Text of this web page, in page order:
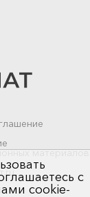
материалов
с
cookie-